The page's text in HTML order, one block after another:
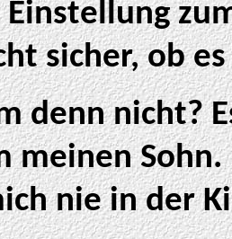
sicher, ob
denn nicht?
meinen
nie in der